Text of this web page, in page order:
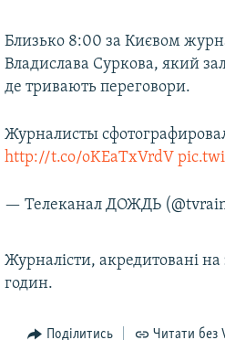
Близько 8:00 за Києвом
Владислава Суркова, який
де тривають переговори.
Журналисты
http://t.co/oKEaTxVrdV
— Телеканал ДОЖДЬ
Журналісти, акредитовані на
годин.
Поділитись Читати без